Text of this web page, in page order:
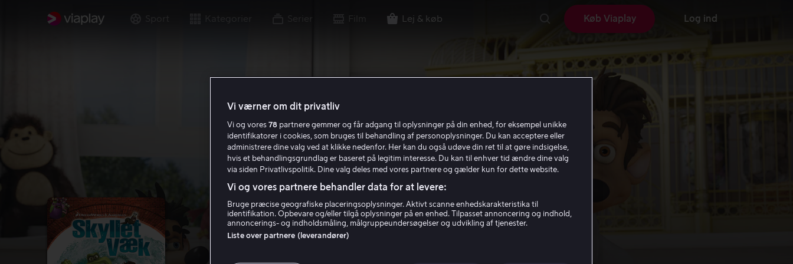
Lej & køb Køb Viaplay Log ind
Vi værner om dit privatliv
Vi og vores 78 partnere gemmer og får adgang til oplysninger på din enhed, for eksempel unikke
identifikatorer i cookies, som bruges til behandling af personoplysninger. Du kan acceptere eller
administrere dine valg ved at klikke nedenfor. Her kan du også udøve din ret til at gøre indsigelse,
hvis et behandlingsgrundlag er baseret på legitim interesse. Du kan til enhver tid ændre dine valg
via siden Privatlivspolitik. Dine valg deles med vores partnere og gælder kun for dette website.
Vi og vores partnere behandler data for at levere:
Bruge præcise geografiske placeringsoplysninger. Aktivt scanne enhedskarakteristika til
identifikation. Opbevare og/eller tilgå oplysninger på en enhed. Tilpasset annoncering og indhold,
annoncerings- og indholdsmåling, målgruppeundersøgelser og udvikling af tjenester.
Liste over partnere (leverandører)